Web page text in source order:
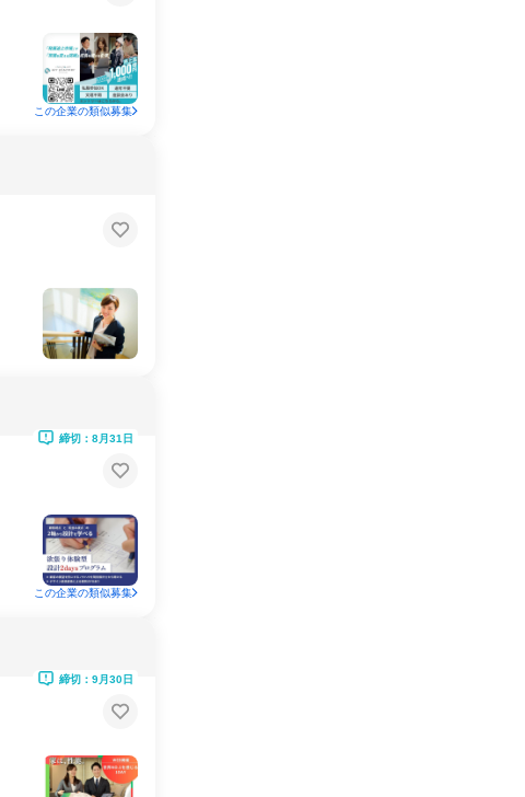
この企業の類似募集
締切：8月31日
この企業の類似募集
締切：9月30日